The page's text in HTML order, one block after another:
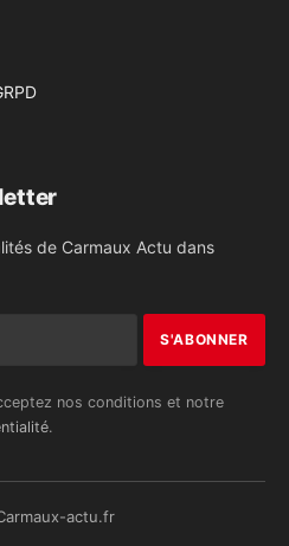
de Carmaux Actu dans
nos conditions et notre
.
actu.fr